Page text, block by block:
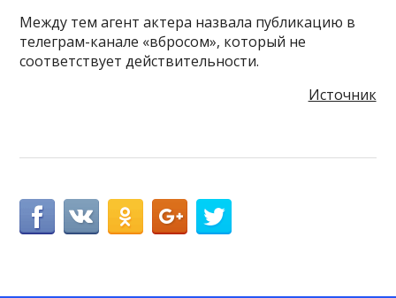
Между тем агент актера назвала публикацию в
телеграм-канале «вбросом», который не
соответствует действительности.
Источник